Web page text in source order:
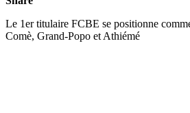
Le 1er titulaire FCBE se positionne
Comè, Grand-Popo et Athiémé